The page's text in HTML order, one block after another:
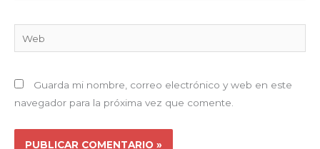
Guarda mi nombre, correo electrónico y web en este
navegador para la próxima vez que comente.